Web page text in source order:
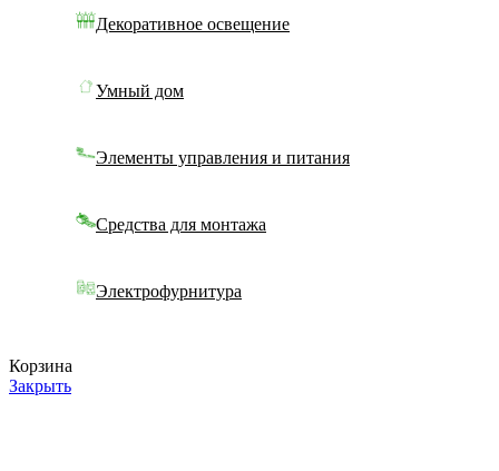
Декоративное освещение
Умный дом
Элементы управления и питания
Средства для монтажа
Электрофурнитура
Корзина
Закрыть